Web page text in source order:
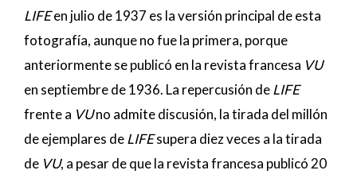
LIFEen julio de 1937 es la versión principal de esta
fotografía, aunque no fue la primera, porque
anteriormente se publicó en la revista francesa VU
en septiembre de 1936. La repercusión deLIFE
frente a VUno admite discusión, la tirada del millón
de ejemplares deLIFEsupera diez veces a la tirada
de VU, a pesar de que la revista francesa publicó 20